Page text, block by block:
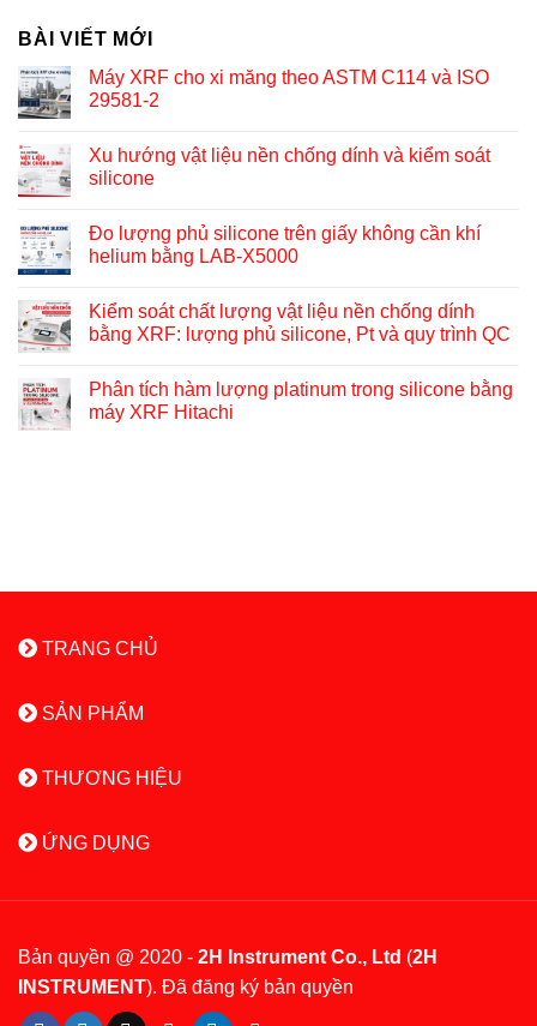
BÀI VIẾT MỚI
Máy XRF cho xi măng theo ASTM C114 và ISO
29581-2
Xu hướng vật liệu nền chống dính và kiểm soát
silicone
Đo lượng phủ silicone trên giấy không cần khí
helium bằng LAB-X5000
Kiểm soát chất lượng vật liệu nền chống dính
bằng XRF: lượng phủ silicone, Pt và quy trình QC
Phân tích hàm lượng platinum trong silicone bằng
máy XRF Hitachi
TRANG CHỦ
SẢN PHẨM
THƯƠNG HIỆU
ỨNG DỤNG
Bản quyền @ 2020 - 2H Instrument Co., Ltd (2H
INSTRUMENT). Đã đăng ký bản quyền